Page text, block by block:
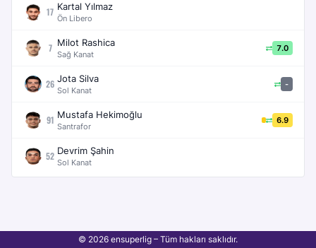
17 Kartal Yılmaz
Ön Libero
7 Milot Rashica
Sağ Kanat
7.0
26 Jota Silva
Sol Kanat
-
91 Mustafa Hekimoğlu
Santrafor
6.9
52 Devrim Şahin
Sol Kanat
© 2026 ensuperlig – Tüm hakları saklıdır.